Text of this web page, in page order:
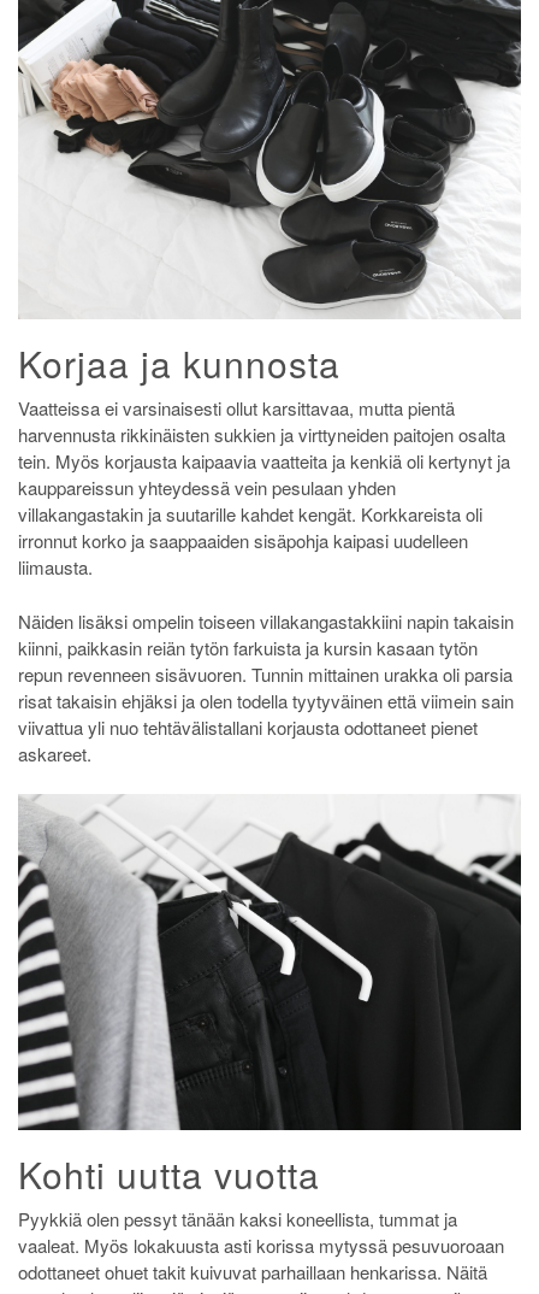
Korjaa ja kunnosta
Vaatteissa ei varsinaisesti ollut karsittavaa, mutta pientä
harvennusta rikkinäisten sukkien ja virttyneiden paitojen osalta
tein. Myös korjausta kaipaavia vaatteita ja kenkiä oli kertynyt ja
kauppareissun yhteydessä vein pesulaan yhden
villakangastakin ja suutarille kahdet kengät. Korkkareista oli
irronnut korko ja saappaaiden sisäpohja kaipasi uudelleen
liimausta.
Näiden lisäksi ompelin toiseen villakangastakkiini napin takaisin
kiinni, paikkasin reiän tytön farkuista ja kursin kasaan tytön
repun revenneen sisävuoren. Tunnin mittainen urakka oli parsia
risat takaisin ehjäksi ja olen todella tyytyväinen että viimein sain
viivattua yli nuo tehtävälistallani korjausta odottaneet pienet
askareet.
Kohti uutta vuotta
Pyykkiä olen pessyt tänään kaksi koneellista, tummat ja
vaaleat. Myös lokakuusta asti korissa mytyssä pesuvuoroaan
odottaneet ohuet takit kuivuvat parhaillaan henkarissa. Näitä